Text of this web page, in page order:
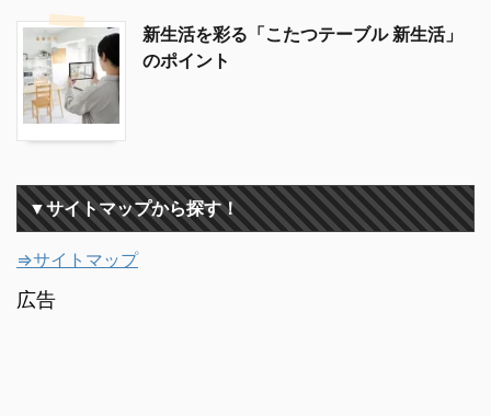
新生活を彩る「こたつテーブル 新生活」
のポイント
▼サイトマップから探す！
⇒サイトマップ
広告